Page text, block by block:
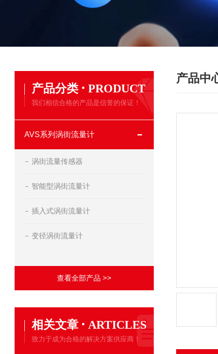
产品分类 · PRODUCT
我们相信合格的产品是信誉的保证！
AVS系列涡街流量计
涡街流量传感器
智能型涡街流量计
插入式涡街流量计
变径涡街流量计
查看全部产品 >>
相关文章 · ARTICLES
致力于成为合格的解决方案供应商！
产品中